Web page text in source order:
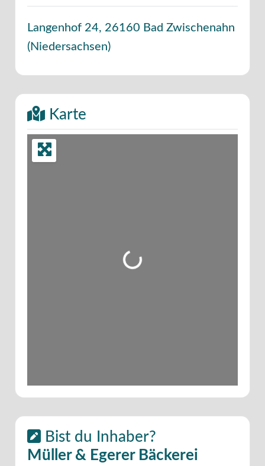
Langenhof 24, 26160 Bad Zwischenahn
(Niedersachsen)
Karte
Wird geladen …
Bist du Inhaber?
Müller & Egerer Bäckerei